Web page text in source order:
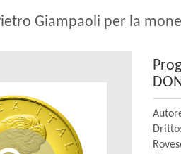
Giampaoli per la